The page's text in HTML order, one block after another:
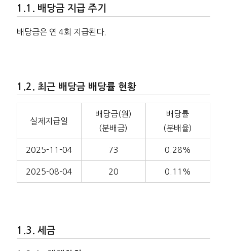
배당금 지급 주기
배당금은 연 4회 지급된다.
최근 배당금 배당률 현황
실제지급일
배당금(원)
(분배금)
배당률
(분배율)
2025-11-04 73 0.28%
2025-08-04 20 0.11%
세금